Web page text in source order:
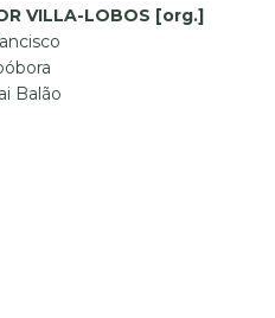
VILLA-LOBOS [org.]
Balão